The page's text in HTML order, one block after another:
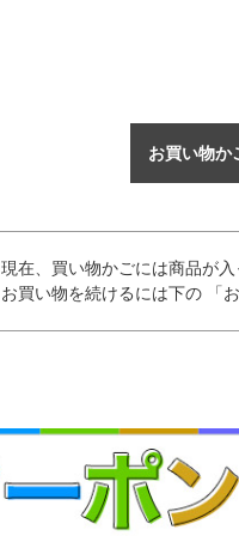
お買い物か
現在、買い物かごには商品が入
お買い物を続けるには下の 「